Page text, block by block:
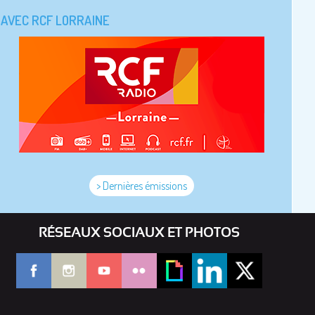
AVEC RCF LORRAINE
> Dernières émissions
RÉSEAUX SOCIAUX ET PHOTOS